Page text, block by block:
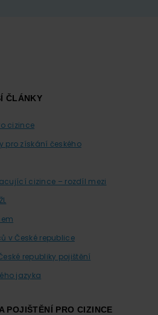
ČLÁNKY
cizince
pro získání českého
cizince – rozdíl mezi
v České republice
republiky pojištění
jazyka
POJIŠTĚNÍ PRO CIZINCE